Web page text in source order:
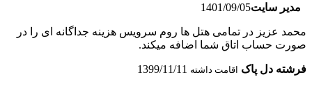
مدیر سایت1401/09/05
محمد عزیز در تمامی هتل ها روم سرویس هزینه جداگانه ای را در
صورت حساب اتاق شما اضافه میکند.
فرشته دل پاک اقامت داشته 1399/11/11